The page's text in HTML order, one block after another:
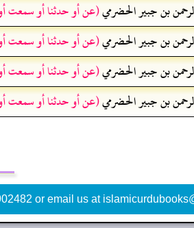
بن جبير الحضرمي(عن أو حدثنا أو سمعت
بن جبير الحضرمي(عن أو حدثنا أو سمعت
بن جبير الحضرمي(عن أو حدثنا أو سمعت
بن جبير الحضرمي(عن أو حدثنا أو سمعت
or email us at